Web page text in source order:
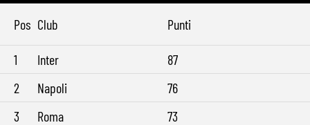
Pos Club Punti
1 Inter
87
2
Napoli
76
3
Roma
73